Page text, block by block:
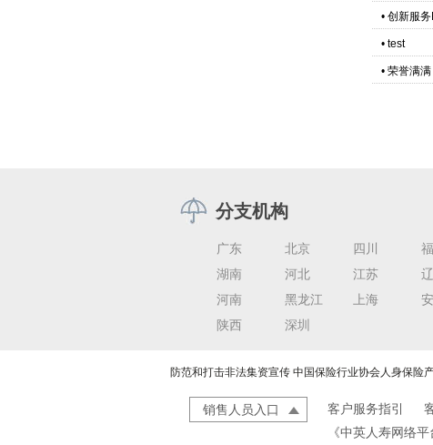
• 创新服
• test
• 荣誉满满
分支机构
广东 北京 四川
湖南
河北 江苏
河南
黑龙江 上海
陕西
深圳
防范和打击非法集资宣传 中国保险行业协会人身保险
销售人员入口 客户服务指引
《中英人寿网络平